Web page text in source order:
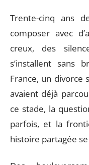
Trente-cinq ans
composer avec
creux, des
s’installent sans
France, un divorce
avaient déjà
ce stade, la
parfois, et la
histoire partagée